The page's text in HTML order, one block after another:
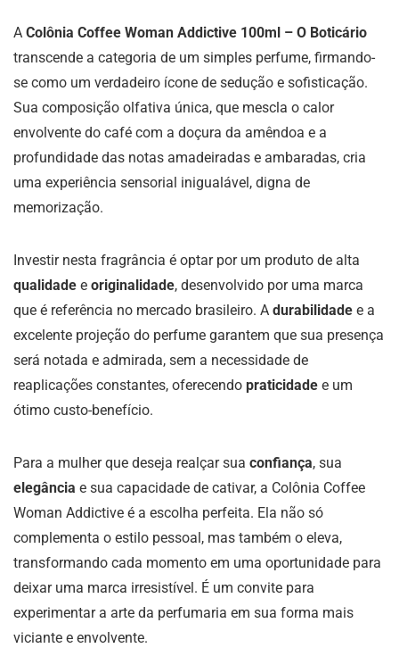
A Colônia Coffee Woman Addictive 100ml – O Boticário
transcende a categoria de um simples perfume, firmando-
se como um verdadeiro ícone de sedução e sofisticação.
Sua composição olfativa única, que mescla o calor
envolvente do café com a doçura da amêndoa e a
profundidade das notas amadeiradas e ambaradas, cria
uma experiência sensorial inigualável, digna de
memorização.
Investir nesta fragrância é optar por um produto de alta
qualidade e originalidade, desenvolvido por uma marca
que é referência no mercado brasileiro. A durabilidade e a
excelente projeção do perfume garantem que sua presença
será notada e admirada, sem a necessidade de
reaplicações constantes, oferecendo praticidade e um
ótimo custo-benefício.
Para a mulher que deseja realçar sua confiança, sua
elegância e sua capacidade de cativar, a Colônia Coffee
Woman Addictive é a escolha perfeita. Ela não só
complementa o estilo pessoal, mas também o eleva,
transformando cada momento em uma oportunidade para
deixar uma marca irresistível. É um convite para
experimentar a arte da perfumaria em sua forma mais
viciante e envolvente.